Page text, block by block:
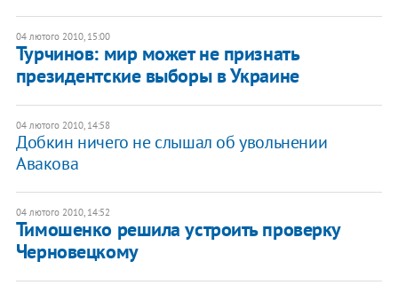
04 лютого 2010, 15:00
Турчинов: мир может не признать
президентские выборы в Украине
04 лютого 2010, 14:58
Добкин ничего не слышал об увольнении
Авакова
04 лютого 2010, 14:52
Тимошенко решила устроить проверку
Черновецкому